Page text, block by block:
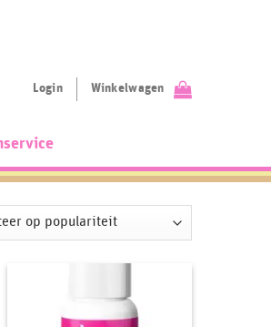
Login Winkelwagen